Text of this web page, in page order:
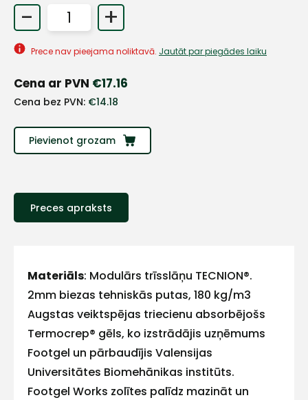
- +
Prece nav pieejama noliktavā. Jautāt par piegādes laiku
Cena ar PVN €17.16
Cena bez PVN: €14.18
Pievienot grozam
Preces apraksts
Materiāls: Modulārs trīsslāņu TECNION®.
2mm biezas tehniskās putas, 180 kg/m3
Augstas veiktspējas triecienu absorbējošs
Termocrep® gēls, ko izstrādājis uzņēmums
Footgel un pārbaudījis Valensijas
Universitātes Biomehānikas institūts.
Footgel Works zolītes palīdz mazināt un
Vārds
E-pasts
+